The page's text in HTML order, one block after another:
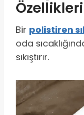
Özellikleri
Bir polistiren
oda
sıkıştırır.